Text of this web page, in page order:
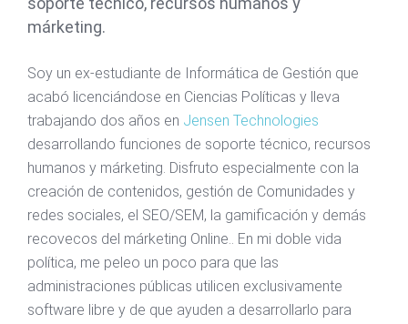
márketing.
Soy un ex-estudiante de Informática de Gestión que
acabó licenciándose en Ciencias Políticas y lleva
trabajando dos años en Jensen Technologies
desarrollando funciones de soporte técnico, recursos
humanos y márketing. Disfruto especialmente con la
creación de contenidos, gestión de Comunidades y
redes sociales, el SEO/SEM, la gamificación y demás
recovecos del márketing Online.. En mi doble vida
política, me peleo un poco para que las
administraciones públicas utilicen exclusivamente
software libre y de que ayuden a desarrollarlo para